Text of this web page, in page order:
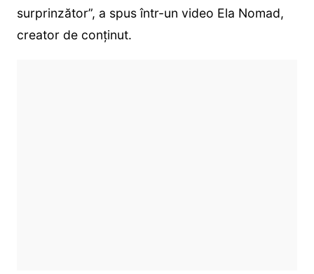
surprinzător”, a spus într-un video Ela Nomad,
creator de conținut.